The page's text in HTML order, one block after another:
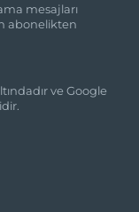
mesajları
abonelikten
ve Google